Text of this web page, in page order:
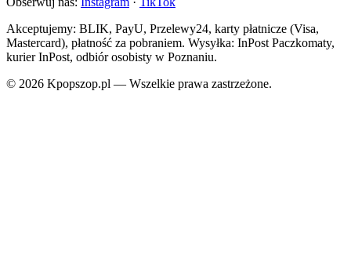
Akceptujemy: BLIK, PayU, Przelewy24, karty płatnicze (Visa,
Mastercard), płatność za pobraniem. Wysyłka: InPost Paczkomaty,
kurier InPost, odbiór osobisty w Poznaniu.
© 2026 Kpopszop.pl — Wszelkie prawa zastrzeżone.